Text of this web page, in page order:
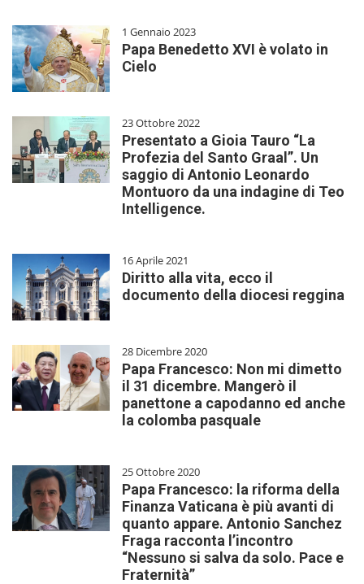
1 Gennaio 2023
Papa Benedetto XVI è volato in
Cielo
23 Ottobre 2022
Presentato a Gioia Tauro “La
Profezia del Santo Graal”. Un
saggio di Antonio Leonardo
Montuoro da una indagine di Teo
Intelligence.
16 Aprile 2021
Diritto alla vita, ecco il
documento della diocesi reggina
28 Dicembre 2020
Papa Francesco: Non mi dimetto
il 31 dicembre. Mangerò il
panettone a capodanno ed anche
la colomba pasquale
25 Ottobre 2020
Papa Francesco: la riforma della
Finanza Vaticana è più avanti di
quanto appare. Antonio Sanchez
Fraga racconta l’incontro
“Nessuno si salva da solo. Pace e
Fraternità”